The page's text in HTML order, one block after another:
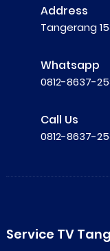
Address
Tangerang
Whatsapp
0812-8637-
Call Us
0812-8637-
Service TV